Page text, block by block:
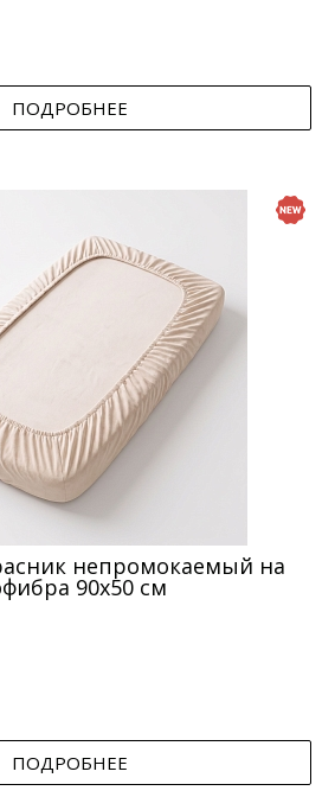
ПОДРОБНЕЕ
непромокаемый на
90х50 см
ПОДРОБНЕЕ